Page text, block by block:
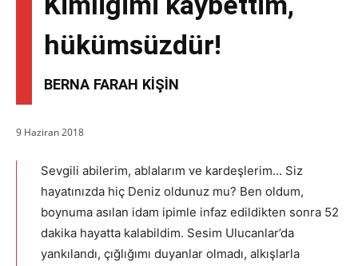
hükümsüzdür!
BERNA FARAH KİŞİN
9 Haziran 2018
Sevgili abilerim, ablalarım ve kardeşlerim… Siz
hayatınızda hiç Deniz oldunuz mu? Ben oldum,
boynuma asılan idam ipimle infaz edildikten sonra 52
dakika hayatta kalabildim. Sesim Ulucanlar’da
yankılandı, çığlığımı duyanlar olmadı, alkışlarla